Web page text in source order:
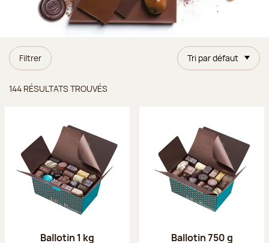
Filtrer Tri par défaut
144 RÉSULTATS TROUVÉS
Ballotin 1 kg
Ballotin 750 g